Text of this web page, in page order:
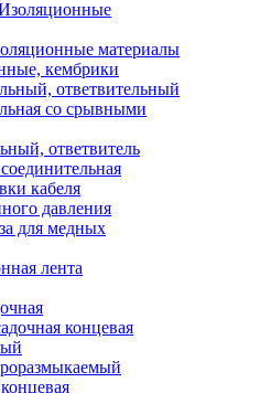
материалы
кембрики
ответвительный
со срывными
ответвитель
кабеля
давления
для медных
лента
концевая